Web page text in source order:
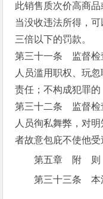
此销售质次价高商
当没收违法所得，
三倍以下的罚款。
第三十一条 监督检
人员滥用职权、玩
责任；不构成犯罪的
第三十二条 监督检
人员徇私舞弊，对
者故意包庇不使他受
第五章 附 则
第三十三条 本